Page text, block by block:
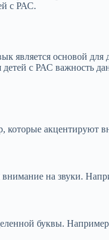
с РАС.
является основой
с РАС важность
акцентируют
на звуки.
буквы.